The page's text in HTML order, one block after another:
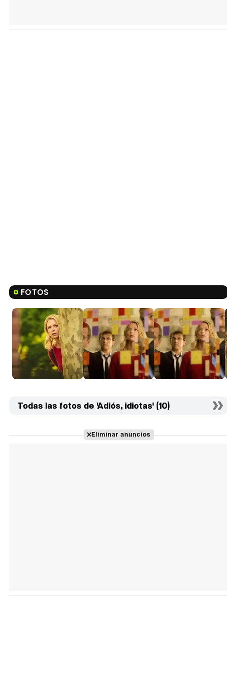
FOTOS
Todas las fotos de 'Adiós, idiotas' (10)
Eliminar anuncios